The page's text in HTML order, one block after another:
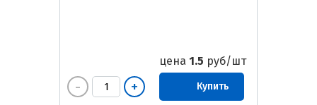
цена 1.5 руб/шт
Купить